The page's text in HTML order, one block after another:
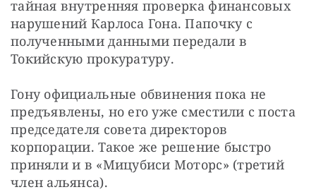
тайная внутренняя проверка финансовых
нарушений Карлоса Гона. Папочку с
полученными данными передали в
Токийскую прокуратуру.
Гону официальные обвинения пока не
предъявлены, но его уже сместили с поста
председателя совета директоров
корпорации. Такое же решение быстро
приняли и в «Мицубиси Моторс» (третий
член альянса).